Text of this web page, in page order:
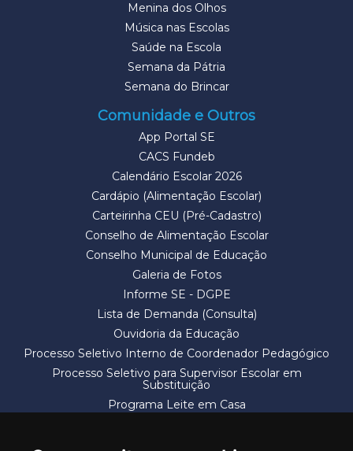
Menina dos Olhos
Música nas Escolas
Saúde na Escola
Semana da Pátria
Semana do Brincar
Comunidade e Outros
App Portal SE
CACS Fundeb
Calendário Escolar 2026
Cardápio (Alimentação Escolar)
Carteirinha CEU (Pré-Cadastro)
Conselho de Alimentação Escolar
Conselho Municipal de Educação
Galeria de Fotos
Informe SE - DGPE
Lista de Demanda (Consulta)
Ouvidoria da Educação
Processo Seletivo Interno de Coordenador Pedagógico
Processo Seletivo para Supervisor Escolar em
Substituição
Programa Leite em Casa